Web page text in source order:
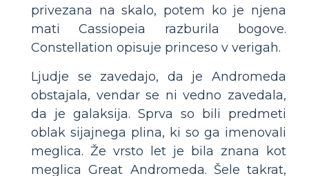
privezana na skalo, potem ko je njena
mati Cassiopeia razburila bogove.
Constellation opisuje princeso v verigah.
Ljudje se zavedajo, da je Andromeda
obstajala, vendar se ni vedno zavedala,
da je galaksija. Sprva so bili predmeti
oblak sijajnega plina, ki so ga imenovali
meglica. Že vrsto let je bila znana kot
meglica Great Andromeda. Šele takrat,